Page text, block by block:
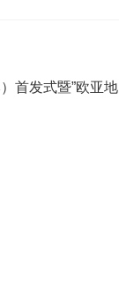
首发式暨”欧亚